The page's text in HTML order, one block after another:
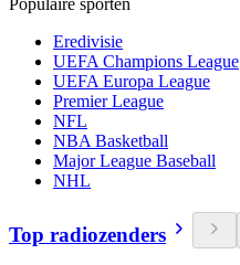
Populaire sporten
Eredivisie
UEFA Champions League
UEFA Europa League
Premier League
NFL
NBA Basketball
Major League Baseball
NHL
Top radiozenders